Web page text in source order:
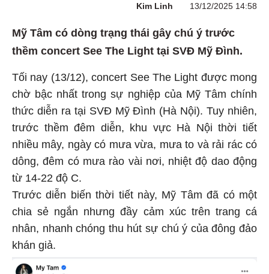
Kim Linh 13/12/2025 14:58
Mỹ Tâm có dòng trạng thái gây chú ý trước
thềm concert See The Light tại SVĐ Mỹ Đình.
Tối nay (13/12), concert See The Light được mong
chờ bậc nhất trong sự nghiệp của Mỹ Tâm chính
thức diễn ra tại SVĐ Mỹ Đình (Hà Nội). Tuy nhiên,
trước thềm đêm diễn, khu vực Hà Nội thời tiết
nhiều mây, ngày có mưa vừa, mưa to và rải rác có
dông, đêm có mưa rào vài nơi, nhiệt độ dao động
từ 14-22 độ C.
Trước diễn biến thời tiết này, Mỹ Tâm đã có một
chia sẻ ngắn nhưng đầy cảm xúc trên trang cá
nhân, nhanh chóng thu hút sự chú ý của đông đảo
khán giả.